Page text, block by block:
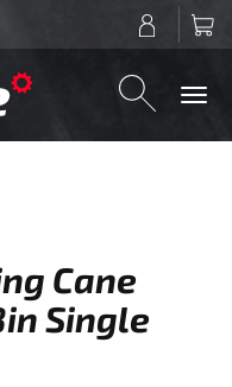
Cane
Single